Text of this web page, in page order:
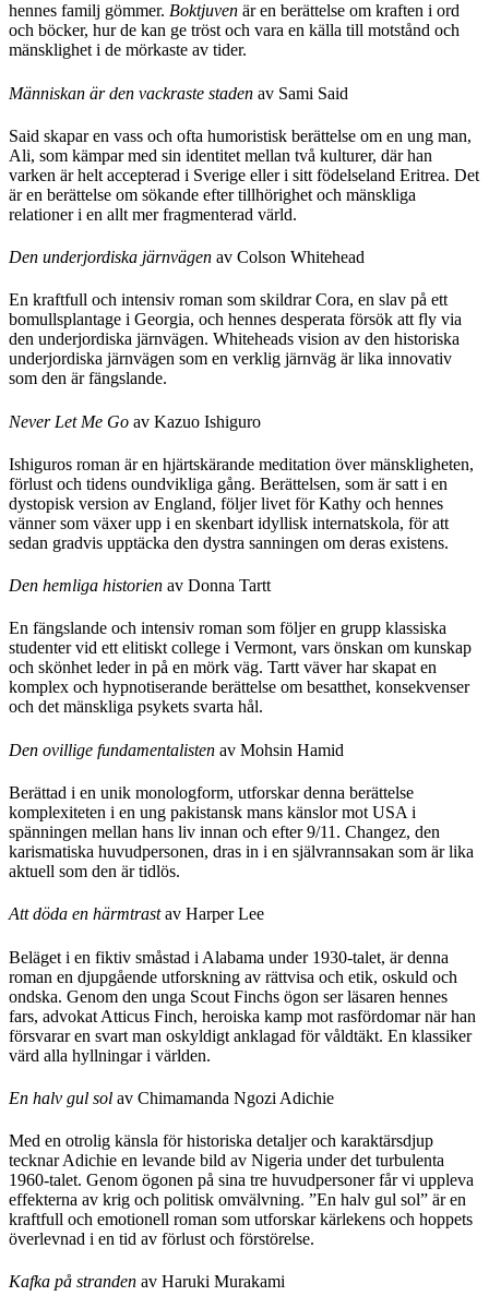
hennes familj gömmer. Boktjuven är en berättelse om kraften i ord
och böcker, hur de kan ge tröst och vara en källa till motstånd och
mänsklighet i de mörkaste av tider.
Människan är den vackraste staden av Sami Said
Said skapar en vass och ofta humoristisk berättelse om en ung man,
Ali, som kämpar med sin identitet mellan två kulturer, där han
varken är helt accepterad i Sverige eller i sitt födelseland Eritrea. Det
är en berättelse om sökande efter tillhörighet och mänskliga
relationer i en allt mer fragmenterad värld.
Den underjordiska järnvägen av Colson Whitehead
En kraftfull och intensiv roman som skildrar Cora, en slav på ett
bomullsplantage i Georgia, och hennes desperata försök att fly via
den underjordiska järnvägen. Whiteheads vision av den historiska
underjordiska järnvägen som en verklig järnväg är lika innovativ
som den är fängslande.
Never Let Me Go av Kazuo Ishiguro
Ishiguros roman är en hjärtskärande meditation över mänskligheten,
förlust och tidens oundvikliga gång. Berättelsen, som är satt i en
dystopisk version av England, följer livet för Kathy och hennes
vänner som växer upp i en skenbart idyllisk internatskola, för att
sedan gradvis upptäcka den dystra sanningen om deras existens.
Den hemliga historien av Donna Tartt
En fängslande och intensiv roman som följer en grupp klassiska
studenter vid ett elitiskt college i Vermont, vars önskan om kunskap
och skönhet leder in på en mörk väg. Tartt väver har skapat en
komplex och hypnotiserande berättelse om besatthet, konsekvenser
och det mänskliga psykets svarta hål.
Den ovillige fundamentalisten av Mohsin Hamid
Berättad i en unik monologform, utforskar denna berättelse
komplexiteten i en ung pakistansk mans känslor mot USA i
spänningen mellan hans liv innan och efter 9/11. Changez, den
karismatiska huvudpersonen, dras in i en självrannsakan som är lika
aktuell som den är tidlös.
Att döda en härmtrastav Harper Lee
Beläget i en fiktiv småstad i Alabama under 1930-talet, är denna
roman en djupgående utforskning av rättvisa och etik, oskuld och
ondska. Genom den unga Scout Finchs ögon ser läsaren hennes
fars, advokat Atticus Finch, heroiska kamp mot rasfördomar när han
försvarar en svart man oskyldigt anklagad för våldtäkt. En klassiker
värd alla hyllningar i världen.
En halv gul sol av Chimamanda Ngozi Adichie
Med en otrolig känsla för historiska detaljer och karaktärsdjup
tecknar Adichie en levande bild av Nigeria under det turbulenta
1960-talet. Genom ögonen på sina tre huvudpersoner får vi uppleva
effekterna av krig och politisk omvälvning. ”En halv gul sol” är en
kraftfull och emotionell roman som utforskar kärlekens och hoppets
överlevnad i en tid av förlust och förstörelse.
Kafka på stranden av Haruki Murakami